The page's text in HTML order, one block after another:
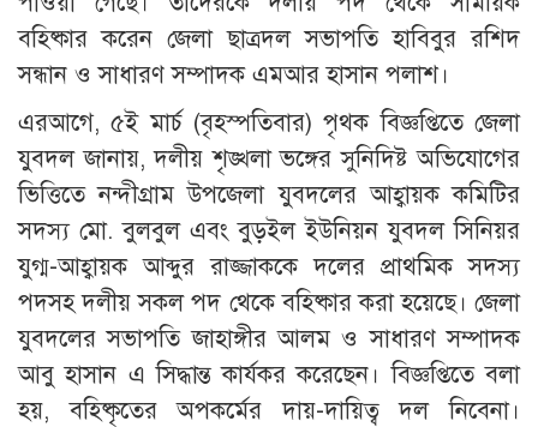
বহিষ্কার করেন জেলা ছাত্রদল সভাপতি হাবিবুর রশিদ
সন্ধান ও সাধারণ সম্পাদক এমআর হাসান পলাশ।
এরআগে, ৫ই মার্চ (বৃহস্পতিবার) পৃথক বিজ্ঞপ্তিতে জেলা
যুবদল জানায়, দলীয় শৃঙ্খলা ভঙ্গের সুনিদিষ্ট অভিযোগের
ভিত্তিতে নন্দীগ্রাম উপজেলা যুবদলের আহ্বায়ক কমিটির
সদস্য মো. বুলবুল এবং বুড়ইল ইউনিয়ন যুবদল সিনিয়র
যুগ্ম-আহ্বায়ক আব্দুর রাজ্জাককে দলের প্রাথমিক সদস্য
পদসহ দলীয় সকল পদ থেকে বহিষ্কার করা হয়েছে। জেলা
যুবদলের সভাপতি জাহাঙ্গীর আলম ও সাধারণ সম্পাদক
আবু হাসান এ সিদ্ধান্ত কার্যকর করেছেন। বিজ্ঞপ্তিতে বলা
হয়, বহিষ্কৃতের অপকর্মের দায়-দায়িত্ব দল নিবেনা।